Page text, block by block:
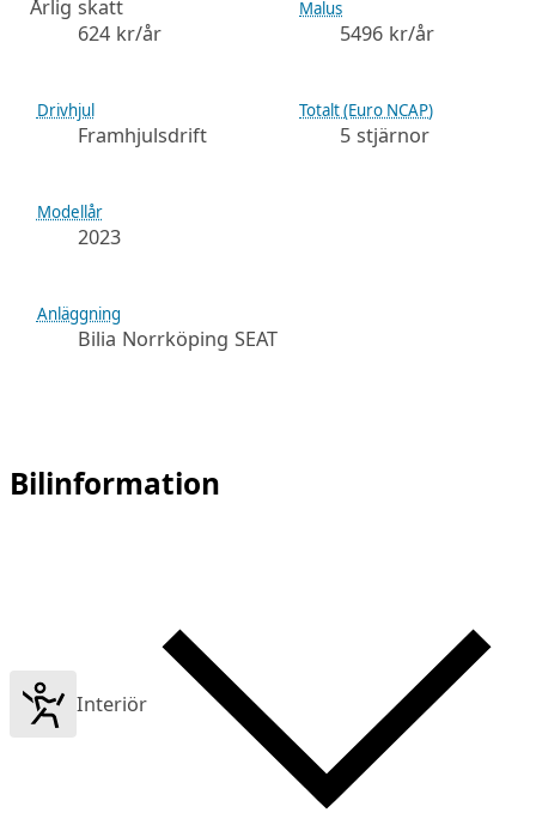
Årlig skatt
624 kr/år
Malus
5496 kr/år
Drivhjul
Framhjulsdrift
Totalt (Euro NCAP)
5 stjärnor
Modellår
2023
Anläggning
Bilia Norrköping SEAT
Bilinformation
Interiör